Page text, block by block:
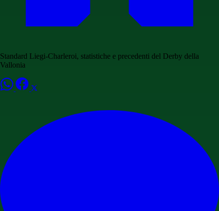
Standard Liegi-Charleroi, statistiche e precedenti del Derby della
Vallonia